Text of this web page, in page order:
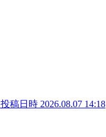
投稿日時 2026.08.07 14:18